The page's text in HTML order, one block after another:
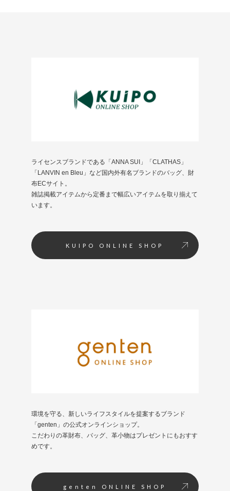
ライセンスブランドである「ANNA SUI」「CLATHAS」
「LANVIN en Bleu」など国内外有名ブランドのバッグ、財
布ECサイト。
雑誌掲載アイテムから定番まで幅広いアイテムを取り揃えて
います。
KUIPO ONLINE SHOP
環境を守る、新しいライフスタイルを提案するブランド
「genten」の公式オンラインショップ。
こだわりの革財布、バッグ、革小物はプレゼントにもおすす
めです。
genten ONLINE SHOP